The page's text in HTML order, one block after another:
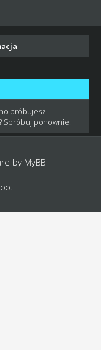
próbujesz
Spróbuj ponownie.
by MyBB
.